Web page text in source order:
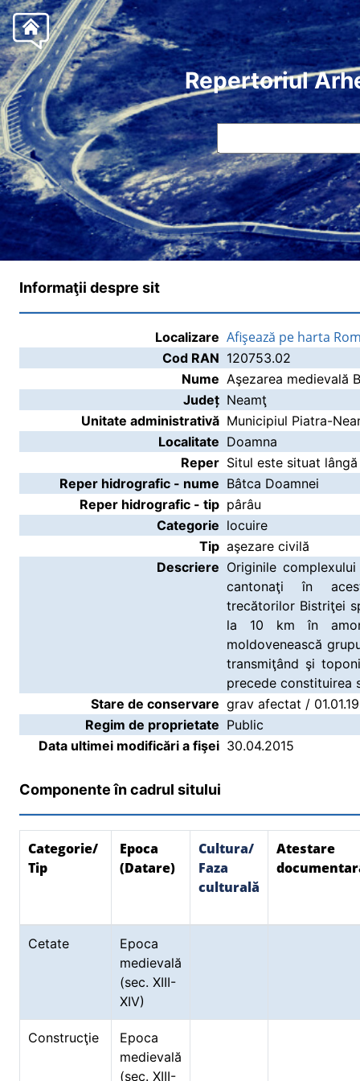
Repertoriul
Informaţii despre sit
Localizare Afişează pe harta
Cod RAN 120753.02
Nume Aşezarea medievală
Județ Neamţ
Unitate administrativă Municipiul Piatra-
Localitate Doamna
Reper Situl este situat
Reper hidrografic - nume Bâtca Doamnei
Reper hidrografic - tip pârâu
Categorie locuire
Tip aşezare civilă
Descriere Originile
cantonaţi în
trecătorilor Bistriţei
la 10 km în
moldovenească
transmiţând şi
precede constituirea
Stare de conservare grav afectat /
Regim de proprietate Public
Data ultimei modificări a fişei 30.04.2015
Componente în cadrul sitului
Categorie/
Tip
Epoca
(Datare)
Cultura/
Faza
culturală
Atestare
Cetate
Epoca
medievală
(sec. XIII-
XIV)
Construcţie
Epoca
medievală
(sec. XIII-